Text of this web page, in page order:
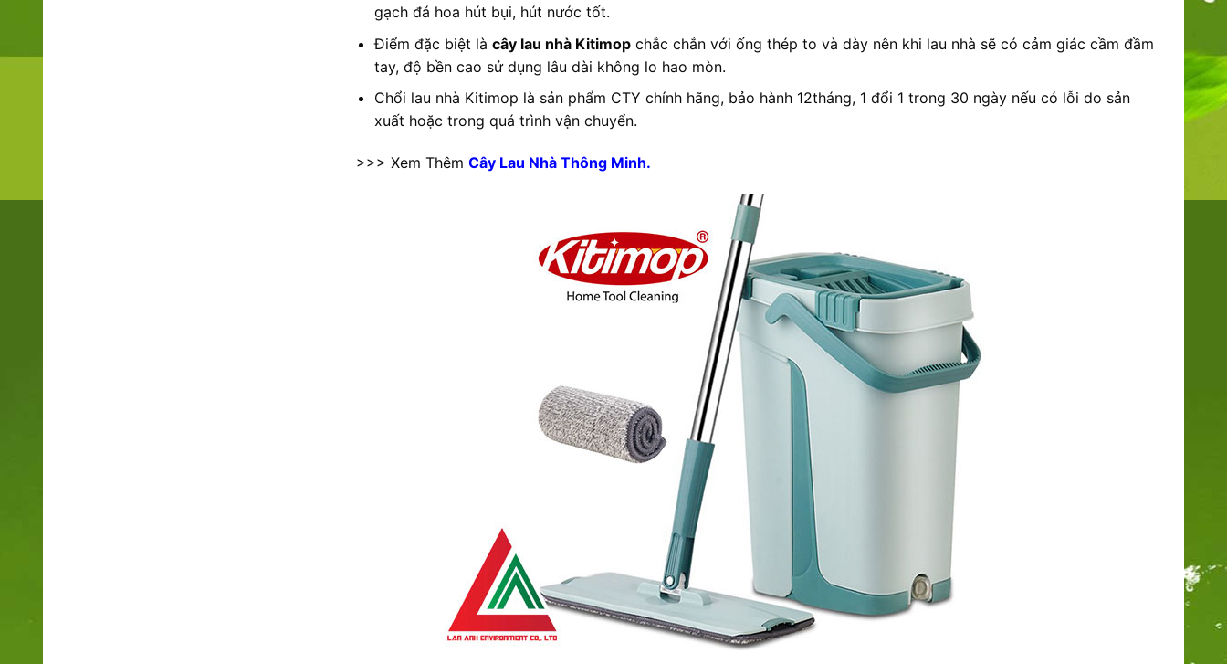
gạch đá hoa hút bụi, hút nước tốt.
Điểm đặc biệt làcây lau nhà Kitimop chắc chắn với ống thép to và dày nên khi lau nhà sẽ có cảm giác cầm đầm
tay, độ bền cao sử dụng lâu dài không lo hao mòn.
Chổi lau nhà Kitimop là sản phẩm CTY chính hãng, bảo hành 12tháng, 1 đổi 1 trong 30 ngày nếu có lỗi do sản
xuất hoặc trong quá trình vận chuyển.
>>> Xem Thêm Cây Lau Nhà Thông Minh.